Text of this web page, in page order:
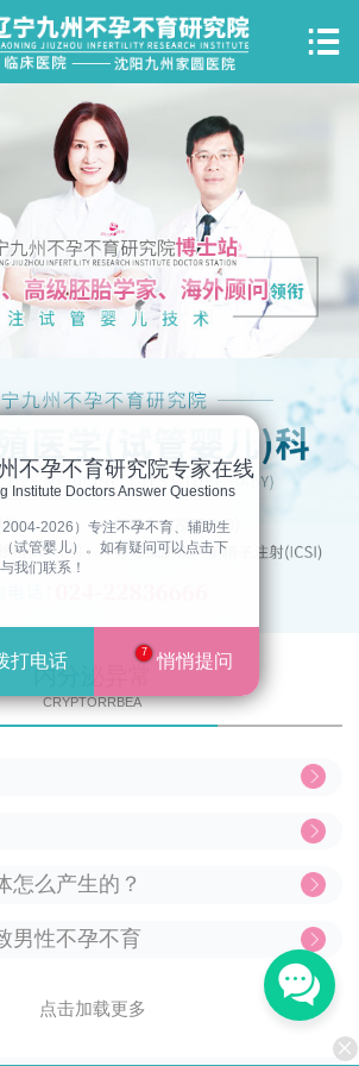
 网站首页
关于我们
诊疗科室
博士团队
女性不孕
男性不育
试管婴儿
人工授精

内分泌异常
CRYPTORRBEA
怎么产生的？
男性不孕不育
点击加载更多
不孕不育研究院专家在线
Institute Doctors Answer Questions
2026）专注不孕不育、辅助生
试管婴儿）。如有疑问可以点击下
我们联系！
打电话 7 悄悄提问